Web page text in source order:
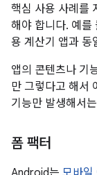
핵심 사용 사례를
해야 합니다. 예를
용 계산기 앱과 동
앱의 콘텐츠나 기
만 그렇다고 해서
기능만 발생해서
폼 팩터